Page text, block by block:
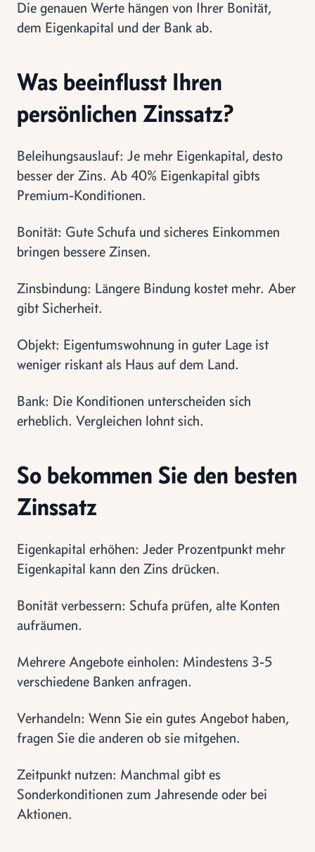
Die genauen Werte hängen von Ihrer Bonität,
dem Eigenkapital und der Bank ab.
Was beeinflusst Ihren
persönlichen Zinssatz?
Beleihungsauslauf: Je mehr Eigenkapital, desto
besser der Zins. Ab 40% Eigenkapital gibts
Premium-Konditionen.
Bonität: Gute Schufa und sicheres Einkommen
bringen bessere Zinsen.
Zinsbindung: Längere Bindung kostet mehr. Aber
gibt Sicherheit.
Objekt: Eigentumswohnung in guter Lage ist
weniger riskant als Haus auf dem Land.
Bank: Die Konditionen unterscheiden sich
erheblich. Vergleichen lohnt sich.
So bekommen Sie den besten
Zinssatz
Eigenkapital erhöhen: Jeder Prozentpunkt mehr
Eigenkapital kann den Zins drücken.
Bonität verbessern: Schufa prüfen, alte Konten
aufräumen.
Mehrere Angebote einholen: Mindestens 3-5
verschiedene Banken anfragen.
Verhandeln: Wenn Sie ein gutes Angebot haben,
fragen Sie die anderen ob sie mitgehen.
Zeitpunkt nutzen: Manchmal gibt es
Sonderkonditionen zum Jahresende oder bei
Aktionen.